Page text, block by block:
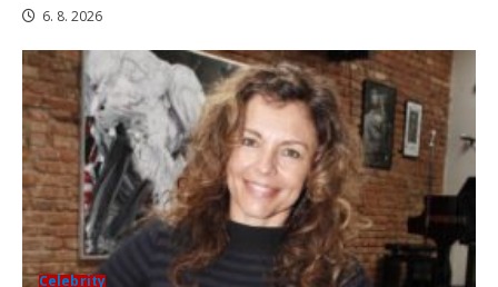
6. 8. 2026
Celebrity